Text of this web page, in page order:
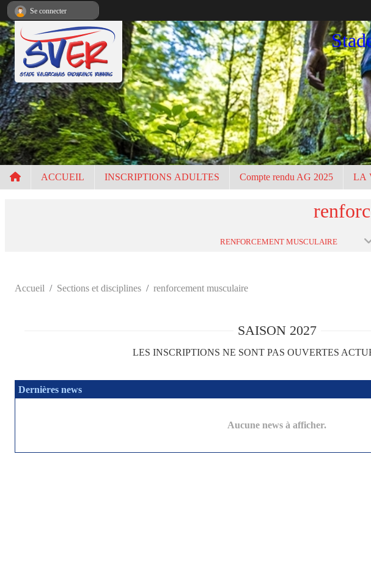
ACCUEIL INSCRIPTIONS ADULTES Compte rendu AG 2025 LA
RENFORCEMENT MUSCULAIRE
Accueil Sections et disciplines renforcement musculaire
SAISON 2027
LES INSCRIPTIONS NE SONT PAS OUVERTES
Dernières news
Aucune news à afficher.
Se connecter
Panneau de gestion des cookies